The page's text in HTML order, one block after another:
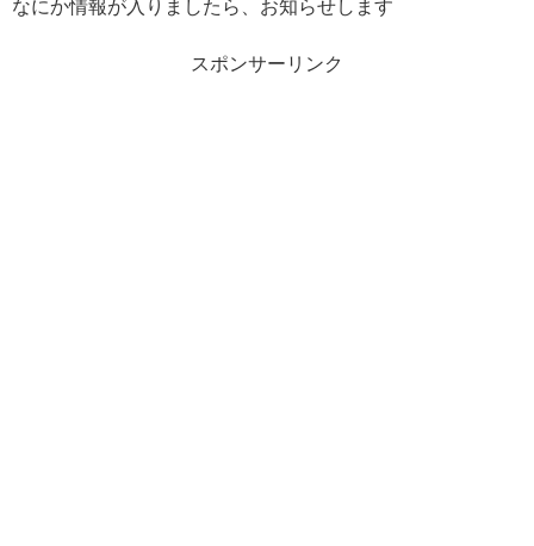
なにか情報が入りましたら、お知らせします
スポンサーリンク